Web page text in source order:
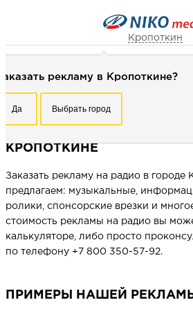
Кропоткин
рекламу в Кропоткине?
Да Выбрать город
Кропоткин
Заказать рекламу в
Выберите свой город
Реклама в городах
Реклама на радио "Русское радио" в
РЕКЛАМА НА РАДИО
КРОПОТКИНЕ
Заказать рекламу на радио в городе
предлагаем: музыкальные,
ролики, спонсорские врезки и
стоимость рекламы на радио вы
калькуляторе, либо просто
по телефону +7 800 350-57-92.
ПРИМЕРЫ НАШЕЙ